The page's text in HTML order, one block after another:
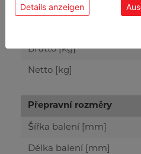
Brutto [kg]
Netto [kg]
Přepravní rozměry
Šířka balení [mm]
Délka balení [mm]
Details anzeigen